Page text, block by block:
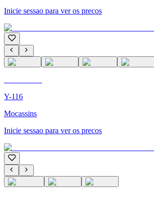
Inicie sessao para ver os precos
Y-116
Mocassins
Inicie sessao para ver os precos